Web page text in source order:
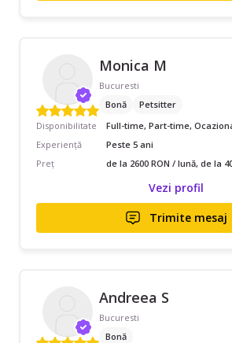
Monica M
Bucuresti
Bonă
Petsitter
Disponibilitate
Full-time, Part-time,
Experiență
Peste 5 ani
Preț
de la 2600 RON / lună, de la
Vezi profil
Trimite mesaj
Andreea S
Bucuresti
Bonă